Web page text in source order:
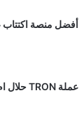
أفضل منصة اكتتاب
عملة TRON حلال ام حرام​